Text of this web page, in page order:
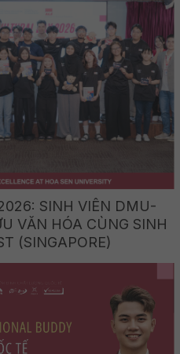
SINH VIÊN DMU-
VĂN HÓA CÙNG SINH
(SINGAPORE)